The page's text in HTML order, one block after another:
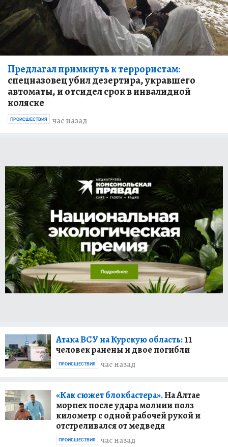
Предлагал примкнуть к террористам:
спецназовец убил дезертира, укравшего
автоматы, и отсидел срок в инвалидной
коляске
час назад
ПРОИСШЕСТВИЯ
Атака ВСУ на Курскую область:11
человек ранены и двое погибли
час назад
ПРОИСШЕСТВИЯ
«Как сюжет блокбастера».На Алтае
морпех после удара молнии полз
километр с одной рабочей рукой и
отстреливался от медведя
час назад
ПРОИСШЕСТВИЯ